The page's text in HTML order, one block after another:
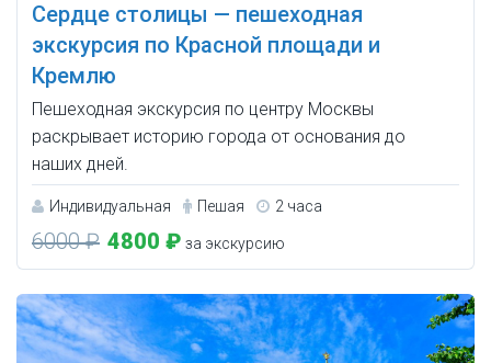
Сердце столицы — пешеходная
экскурсия по Красной площади и
Кремлю
Пешеходная экскурсия по центру Москвы
раскрывает историю города от основания до
наших дней.
Индивидуальная Пешая 2 часа
6000 ₽ 4800 ₽ за экскурсию